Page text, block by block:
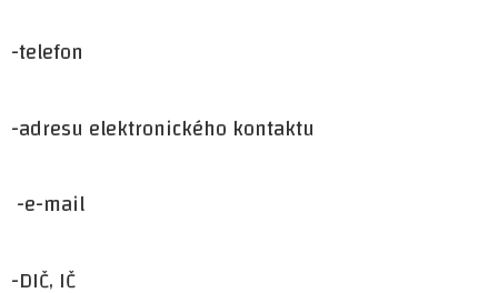
-telefon
-adresu elektronického kontaktu
-e-mail
-DIČ, IČ